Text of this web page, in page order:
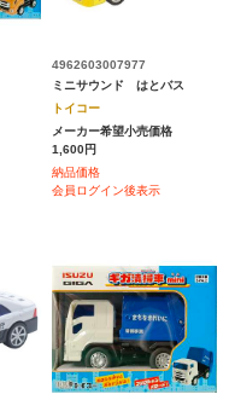
4962603007977
ミニサウンド はとバス
トイコー
メーカー希望小売価格
1,600円
納品価格
会員ログイン後表示